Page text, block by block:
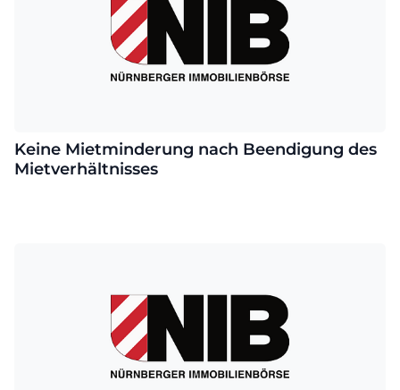
Keine Mietminderung nach Beendigung des
Mietverhältnisses